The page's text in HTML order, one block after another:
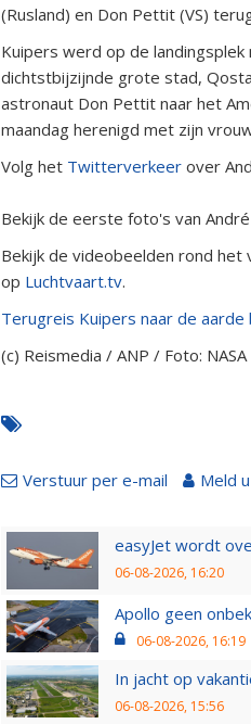
(Rusland) en Don Pettit (VS)
Kuipers werd op de
dichtstbijzijnde grote stad,
astronaut Don Pettit naar het
maandag herenigd met zijn
Volg het Twitterverkeer over
Bekijk de eerste foto's van
Bekijk de videobeelden rond
op Luchtvaart.tv.
Terugreis Kuipers naar de aarde
(c) Reismedia / ANP / Foto: NASA
Verstuur per e-mail Meld
easyJet wordt
06-08-2026, 16:20
Apollo geen
06-08-2026, 16:19
In jacht op
06-08-2026, 15:56